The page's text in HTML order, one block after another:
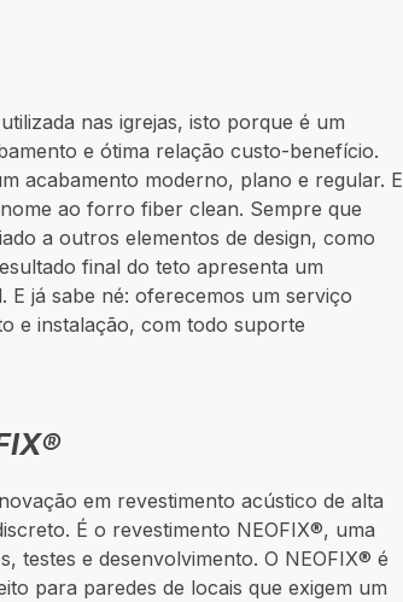
nas igrejas, isto porque é um
e ótima relação custo-benefício.
acabamento moderno, plano e regular. E
ao forro fiber clean. Sempre que
a outros elementos de design, como
final do teto apresenta um
E já sabe né: oferecemos um serviço
e instalação, com todo suporte
em revestimento acústico de alta
É o revestimento NEOFIX®, uma
testes e desenvolvimento. O NEOFIX® é
para paredes de locais que exigem um